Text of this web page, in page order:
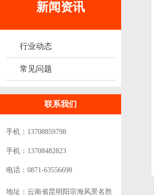
新闻资讯
行业动态
常见问题
联系我们
手机：13708859798
手机：13708482823
电话：0871-63556698
地址：云南省昆明阳宗海风景名胜